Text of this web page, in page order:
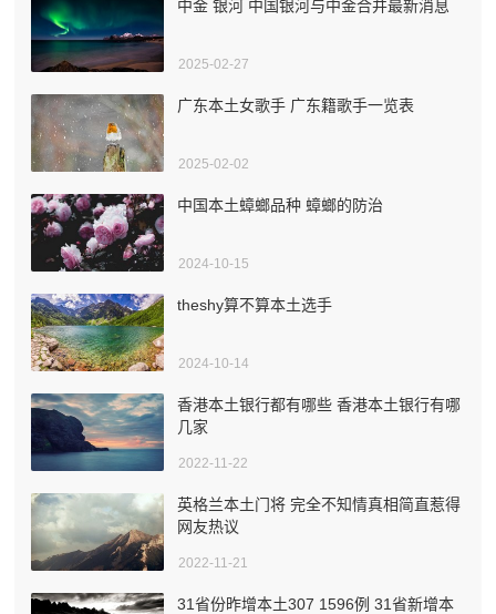
中金 银河 中国银河与中金合并最新消息
2025-02-27
广东本土女歌手 广东籍歌手一览表
2025-02-02
中国本土蟑螂品种 蟑螂的防治
2024-10-15
theshy算不算本土选手
2024-10-14
香港本土银行都有哪些 香港本土银行有哪
几家
2022-11-22
英格兰本土门将 完全不知情真相简直惹得
网友热议
2022-11-21
31省份昨增本土307 1596例 31省新增本